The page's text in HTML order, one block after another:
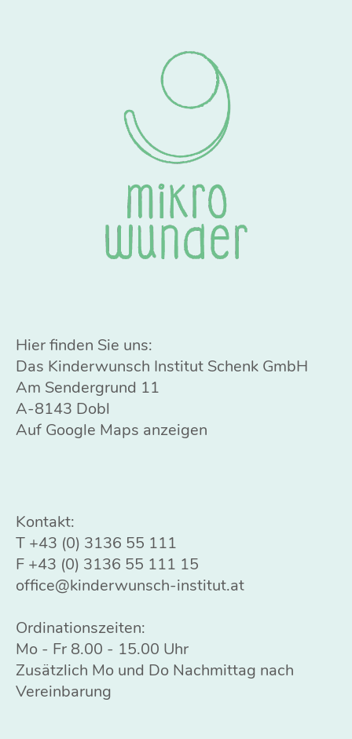
Hier finden Sie uns:
Das Kinderwunsch Institut Schenk GmbH
Am Sendergrund 11
A-8143 Dobl
Auf Google Maps anzeigen
Kontakt:
T +43 (0) 3136 55 111
F +43 (0) 3136 55 111 15
office@kinderwunsch-institut.at
Ordinationszeiten:
Mo - Fr 8.00 - 15.00 Uhr
Zusätzlich Mo und Do Nachmittag nach
Vereinbarung